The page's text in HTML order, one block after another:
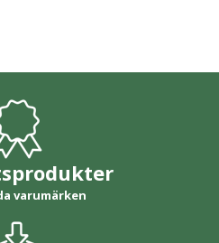
varumärken